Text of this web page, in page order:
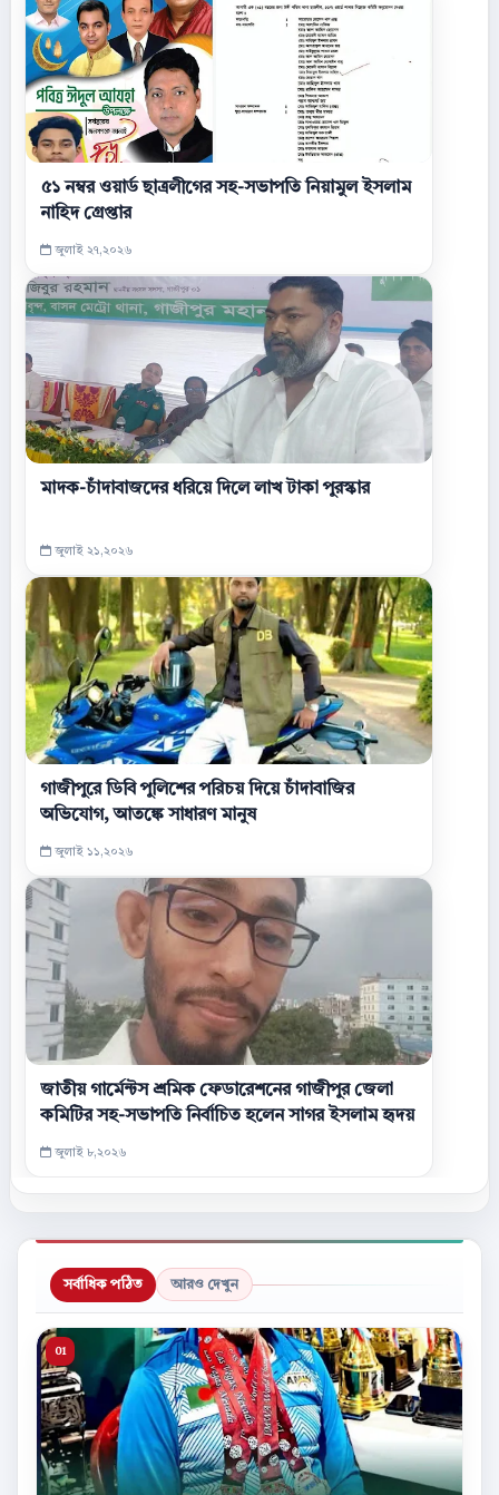
৫১ নম্বর ওয়ার্ড ছাত্রলীগের সহ-সভাপতি নিয়ামুল ইসলাম
নাহিদ গ্রেপ্তার
জুলাই ২৭,২০২৬
মাদক-চাঁদাবাজদের ধরিয়ে দিলে লাখ টাকা পুরস্কার
জুলাই ২১,২০২৬
গাজীপুরে ডিবি পুলিশের পরিচয় দিয়ে চাঁদাবাজির
অভিযোগ, আতঙ্কে সাধারণ মানুষ
জুলাই ১১,২০২৬
জাতীয় গার্মেন্টস শ্রমিক ফেডারেশনের গাজীপুর জেলা
কমিটির সহ-সভাপতি নির্বাচিত হলেন সাগর ইসলাম হৃদয়
জুলাই ৮,২০২৬
সর্বাধিক পঠিত আরও দেখুন